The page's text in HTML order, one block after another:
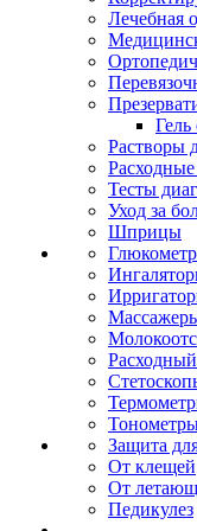
Лечебная
Гель
Растворы
Тесты
Уход за
Шприцы
Защита
От клещей
От
Педикулез